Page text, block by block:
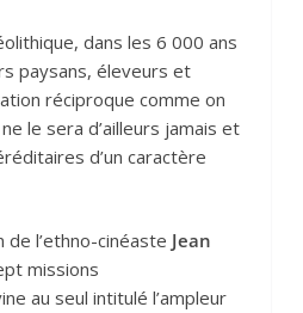
dans les 6 000 ans
paysans, éleveurs et
réciproque comme on
le sera d’ailleurs jamais et
d’un caractère
de l’ethno-cinéaste Jean
missions
au seul intitulé l’ampleur